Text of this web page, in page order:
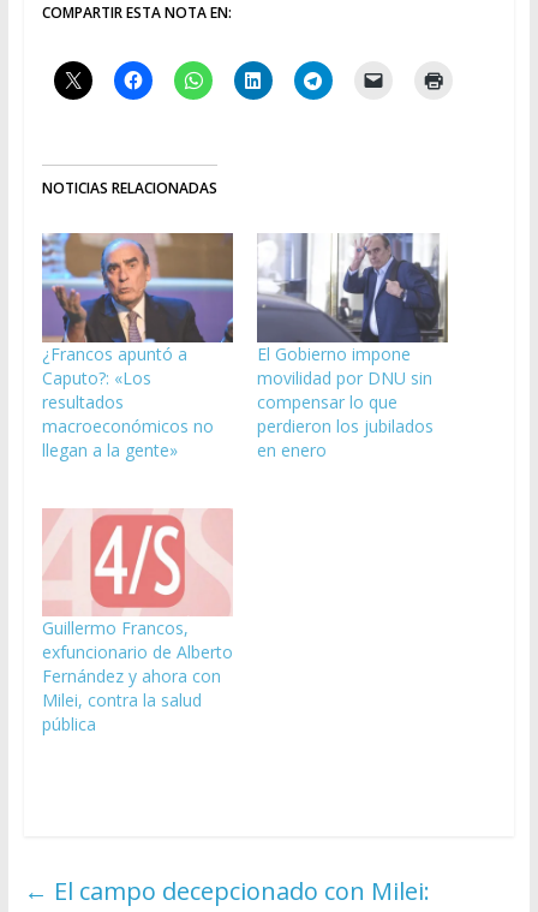
COMPARTIR ESTA NOTA EN:
NOTICIAS RELACIONADAS
¿Francos apuntó a
Caputo?: «Los
resultados
macroeconómicos no
llegan a la gente»
El Gobierno impone
movilidad por DNU sin
compensar lo que
perdieron los jubilados
en enero
Guillermo Francos,
exfuncionario de Alberto
Fernández y ahora con
Milei, contra la salud
pública
← El campo decepcionado con Milei: